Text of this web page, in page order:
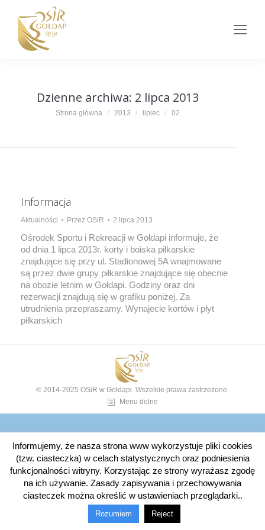
Dzienne archiwa: 2 lipca 2013
Jesteś tutaj:
Strona główna 2013 lipiec 02
Informacja
Aktualności Przez OSiR 2 lipca 2013
Ośrodek Sportu i Rekreacji w Gołdapi informuje, że
od dnia 1 lipca 2013r. korty i boiska piłkarskie
znajdujące się przy ul. Stadionowej 5A wnajmowane
są przez dwie grupy piłkarskie znajdujące się obecnie
na obozie letnim w Gołdapi. Godziny oraz dni
rezerwacji znajdują się w grafiku poniżej. Za
utrudnienia przepraszamy. Wynajecie kortów i płyt
piłkarskich
© 2014-2025 OSiR w Gołdapi. Wszelkie prawa zastrzeżone.
Menu dolne
Informujemy, że nasza strona www wykorzystuje pliki cookies
(tzw. ciasteczka) w celach statystycznych oraz podniesienia
funkcjonalności witryny. Korzystając ze strony wyrażasz zgodę
na ich używanie. Zasady zapisywania i przechowywania
ciasteczek można określić w ustawieniach przeglądarki..
Rozumiem Reject